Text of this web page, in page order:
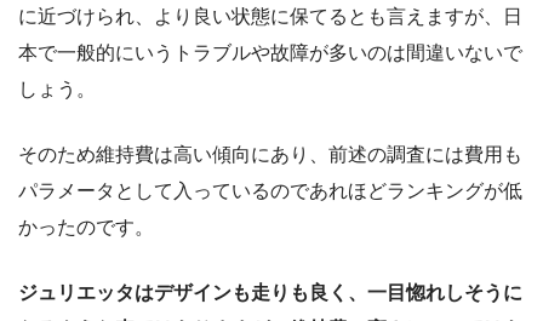
に近づけられ、より良い状態に保てるとも言えますが、日
本で一般的にいうトラブルや故障が多いのは間違いないで
しょう。
そのため維持費は高い傾向にあり、前述の調査には費用も
パラメータとして入っているのであれほどランキングが低
かったのです。
ジュリエッタはデザインも走りも良く、一目惚れしそうに